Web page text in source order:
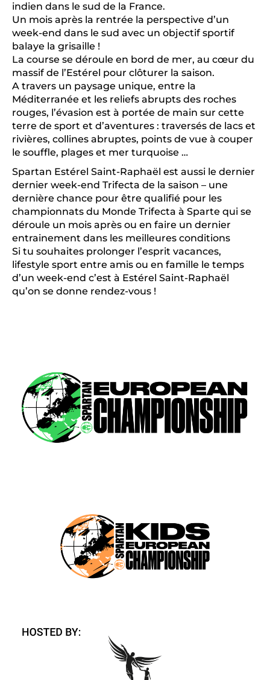
indien dans le sud de la France.
Un mois après la rentrée la perspective d’un
week-end dans le sud avec un objectif sportif
balaye la grisaille !
La course se déroule en bord de mer, au cœur du
massif de l’Estérel pour clôturer la saison.
A travers un paysage unique, entre la
Méditerranée et les reliefs abrupts des roches
rouges, l’évasion est à portée de main sur cette
terre de sport et d’aventures : traversés de lacs et
rivières, collines abruptes, points de vue à couper
le souffle, plages et mer turquoise …
Spartan Estérel Saint-Raphaël est aussi le dernier
dernier week-end Trifecta de la saison – une
dernière chance pour être qualifié pour les
championnats du Monde Trifecta à Sparte qui se
déroule un mois après ou en faire un dernier
entrainement dans les meilleures conditions
Si tu souhaites prolonger l’esprit vacances,
lifestyle sport entre amis ou en famille le temps
d’un week-end c’est à Estérel Saint-Raphaël
qu’on se donne rendez-vous !